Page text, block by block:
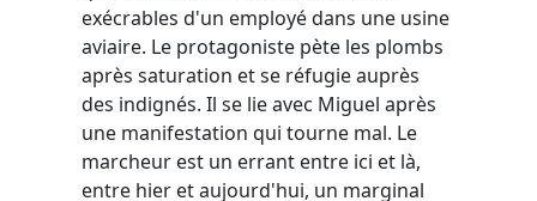
exécrables d'un employé dans une usine
aviaire. Le protagoniste pète les plombs
après saturation et se réfugie auprès
des indignés. Il se lie avec Miguel après
une manifestation qui tourne mal. Le
marcheur est un errant entre ici et là,
entre hier et aujourd'hui, un marginal